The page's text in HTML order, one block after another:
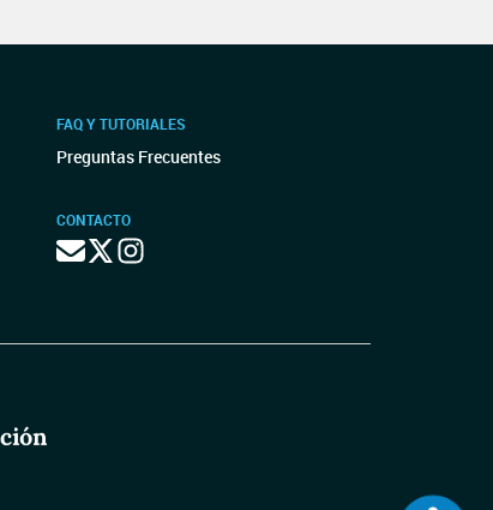
FAQ Y TUTORIALES
Preguntas Frecuentes
CONTACTO